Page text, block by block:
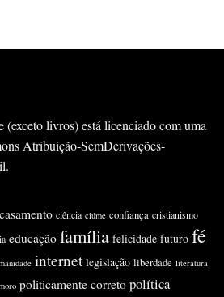
(exceto livros) está licenciado com uma
Atribuição-SemDerivações-
.
casamento ciência ciúme confiança cristianismo
educação família felicidade futuro fé
internet legislação liberdade literatura
politicamente correto política